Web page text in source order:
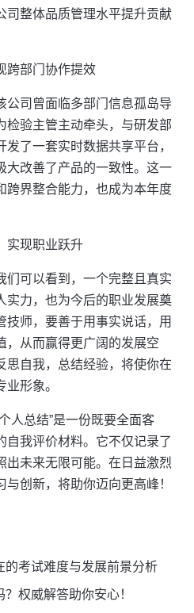
司整体品质管理水平提升贡献
部门协作提效
公司曾面临多部门信息孤岛导
检验主管主动牵头，与研发部
了一套实时数据共享平台，
大改善了产品的一致性。这一
跨界整合能力，也成为本年度
实现职业跃升
们可以看到，一个完整且真实
实力，也为今后的职业发展奠
技师，要善于用事实说话，用
，从而赢得更广阔的发展空
思自我，总结经验，将使你在
形象。
人总结”是一份既要全面客
自我评价材料。它不仅记录了
出未来无限可能。在日益激烈
创新，将助你迈向更高峰！
的考试难度与发展前景分析
权威解答助你安心！